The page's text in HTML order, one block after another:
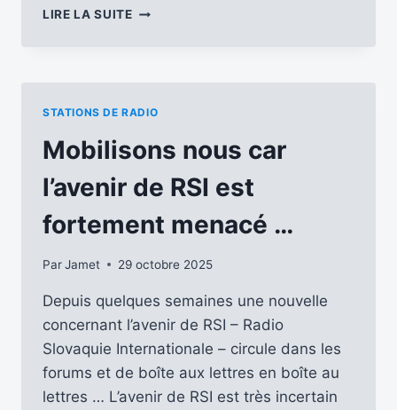
LIRE LA SUITEPARTICIPEZ
RADIO
LES
6
7
2026
GRÉEZ-
SUR-
ROC
STATIONS DE RADIO
Mobilisons nous car
l’avenir de RSI est
fortement menacé …
ParJamet 29 octobre 2025
Depuis quelques semaines une nouvelle
concernant l’avenir de RSI – Radio
Slovaquie Internationale – circule dans les
forums et de boîte aux lettres en boîte au
lettres … L’avenir de RSI est très incertain